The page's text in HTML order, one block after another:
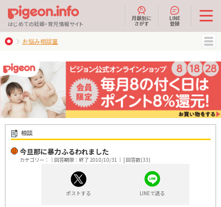
はじめての妊娠・育児情報サイト
月齢別に
さがす
LINE
登録
お悩み相談室
相談
今旦那に暴力ふるわれました
カテゴリー：｜回答期限：終了 2010/10/31｜ | 回答数(33)
ポストする LINEで送る